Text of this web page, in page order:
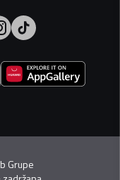
Grupe